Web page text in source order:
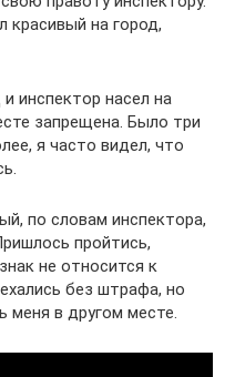
красивый на город,
инспектор насел на
запрещена. Было три
я часто видел, что
по словам инспектора,
пройтись,
не относится к
без штрафа, но
в другом месте.